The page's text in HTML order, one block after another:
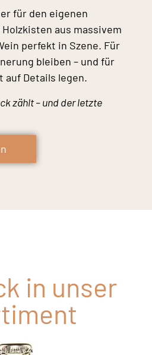
für den eigenen
aus massivem
perfekt in Szene. Für
bleiben – und für
auf Details legen.
zählt – und der letzte
in unser